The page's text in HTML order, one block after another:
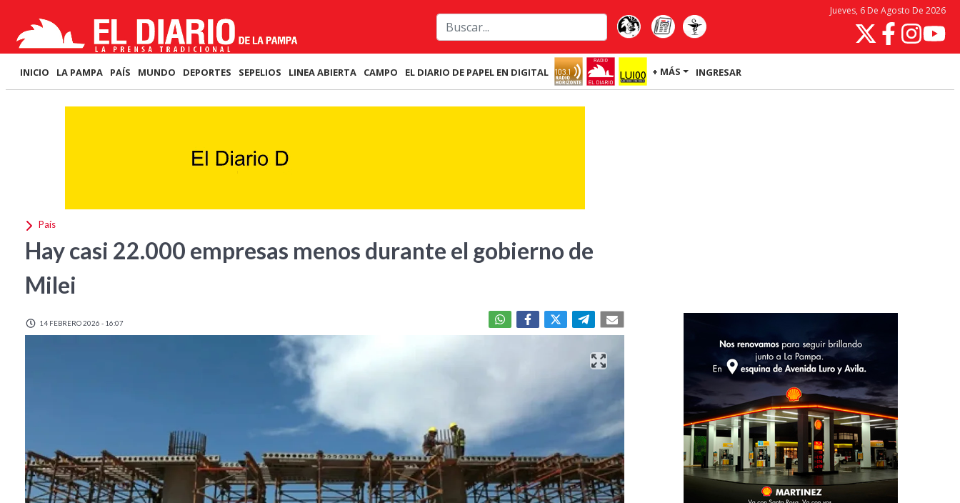
Jueves, 6 De Agosto De 2026
INICIO LA PAMPA PAÍS MUNDO DEPORTES SEPELIOS LINEA ABIERTA CAMPO EL DIARIO DE PAPEL EN DIGITAL + MÁS INGRESAR
País
Hay casi 22.000 empresas menos durante el gobierno de
Milei
14 FEBRERO 2026 - 16:07